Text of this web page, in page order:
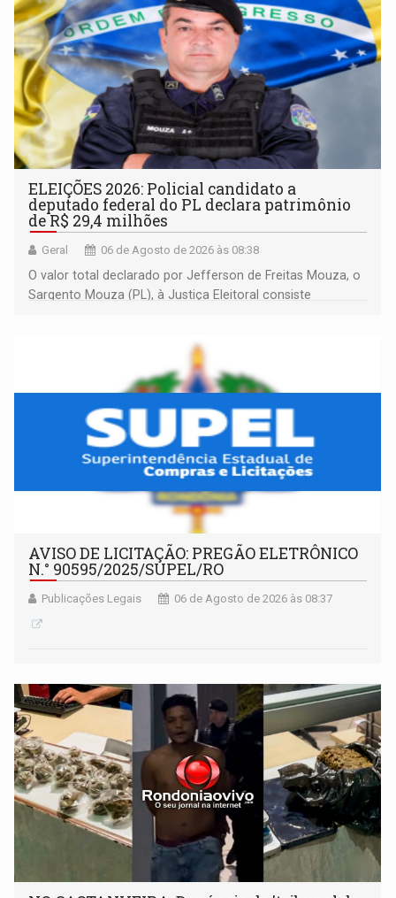
ELEIÇÕES 2026: Policial candidato a
deputado federal do PL declara patrimônio
de R$ 29,4 milhões
Geral 06 de Agosto de 2026 às 08:38
O valor total declarado por Jefferson de Freitas Mouza, o
Sargento Mouza (PL), à Justiça Eleitoral consiste
AVISO DE LICITAÇÃO: PREGÃO ELETRÔNICO
N.° 90595/2025/SUPEL/RO
Publicações Legais 06 de Agosto de 2026 às 08:37